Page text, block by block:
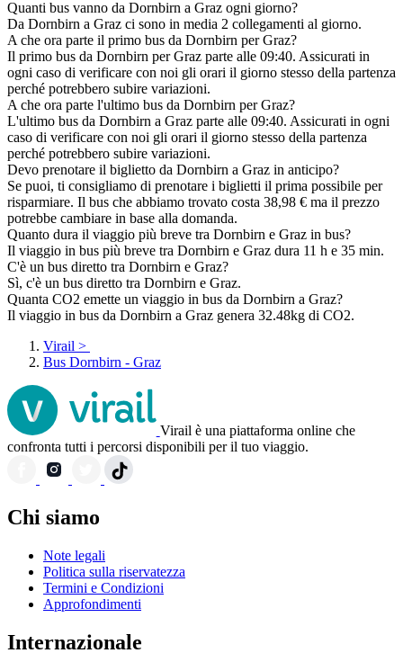
Quanti bus vanno da Dornbirn a Graz ogni giorno?
Da Dornbirn a Graz ci sono in media 2 collegamenti al giorno.
A che ora parte il primo bus da Dornbirn per Graz?
Il primo bus da Dornbirn per Graz parte alle 09:40. Assicurati in
ogni caso di verificare con noi gli orari il giorno stesso della partenza
perché potrebbero subire variazioni.
A che ora parte l'ultimo bus da Dornbirn per Graz?
L'ultimo bus da Dornbirn a Graz parte alle 09:40. Assicurati in ogni
caso di verificare con noi gli orari il giorno stesso della partenza
perché potrebbero subire variazioni.
Devo prenotare il biglietto da Dornbirn a Graz in anticipo?
Se puoi, ti consigliamo di prenotare i biglietti il prima possibile per
risparmiare. Il bus che abbiamo trovato costa 38,98 € ma il prezzo
potrebbe cambiare in base alla domanda.
Quanto dura il viaggio più breve tra Dornbirn e Graz in bus?
Il viaggio in bus più breve tra Dornbirn e Graz dura 11 h e 35 min.
C'è un bus diretto tra Dornbirn e Graz?
Sì, c'è un bus diretto tra Dornbirn e Graz.
Quanta CO2 emette un viaggio in bus da Dornbirn a Graz?
Il viaggio in bus da Dornbirn a Graz genera 32.48kg di CO2.
Virail >
Bus Dornbirn - Graz
Virail è una piattaforma online che
confronta tutti i percorsi disponibili per il tuo viaggio.
Chi siamo
Note legali
Politica sulla riservatezza
Termini e Condizioni
Approfondimenti
Internazionale